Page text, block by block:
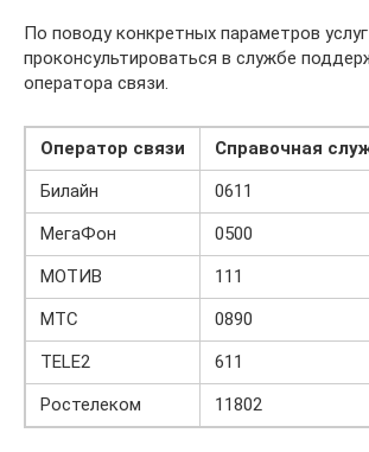
По поводу конкретных параметров
проконсультироваться в службе
оператора связи.
Оператор связи
Справочная
Билайн
0611
МегаФон
0500
МОТИВ
111
МТС
0890
TELE2
611
Ростелеком
11802